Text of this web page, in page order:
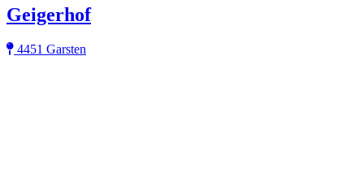
Geigerhof
4451 Garsten